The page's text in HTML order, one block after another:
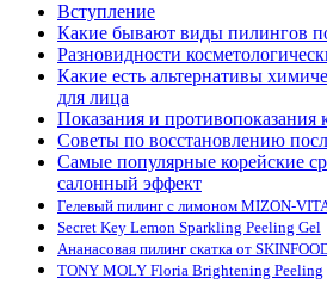
Вступление
Какие бывают виды пилингов
Разновидности
Какие есть альтернативы
для лица
Показания и противопоказания
Советы по восстановлению
Самые популярные корейские
салонный эффект
Гелевый пилинг с лимоном MIZON-
Secret Key Lemon Sparkling Peeling Gel
Ананасовая пилинг скатка от
TONY MOLY Floria Brightening Peeling